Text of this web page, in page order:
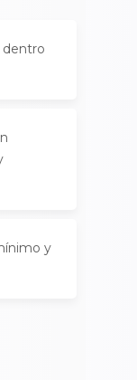
dentro
y